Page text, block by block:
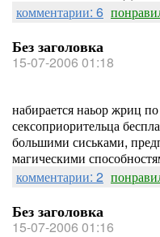
комментарии: 6
Без заголовка
15-07-2006 01:18
набирается наьор жриц
сексоприорительца
большими сиськами,
магическими
комментарии: 2
Без заголовка
15-07-2006 01:16